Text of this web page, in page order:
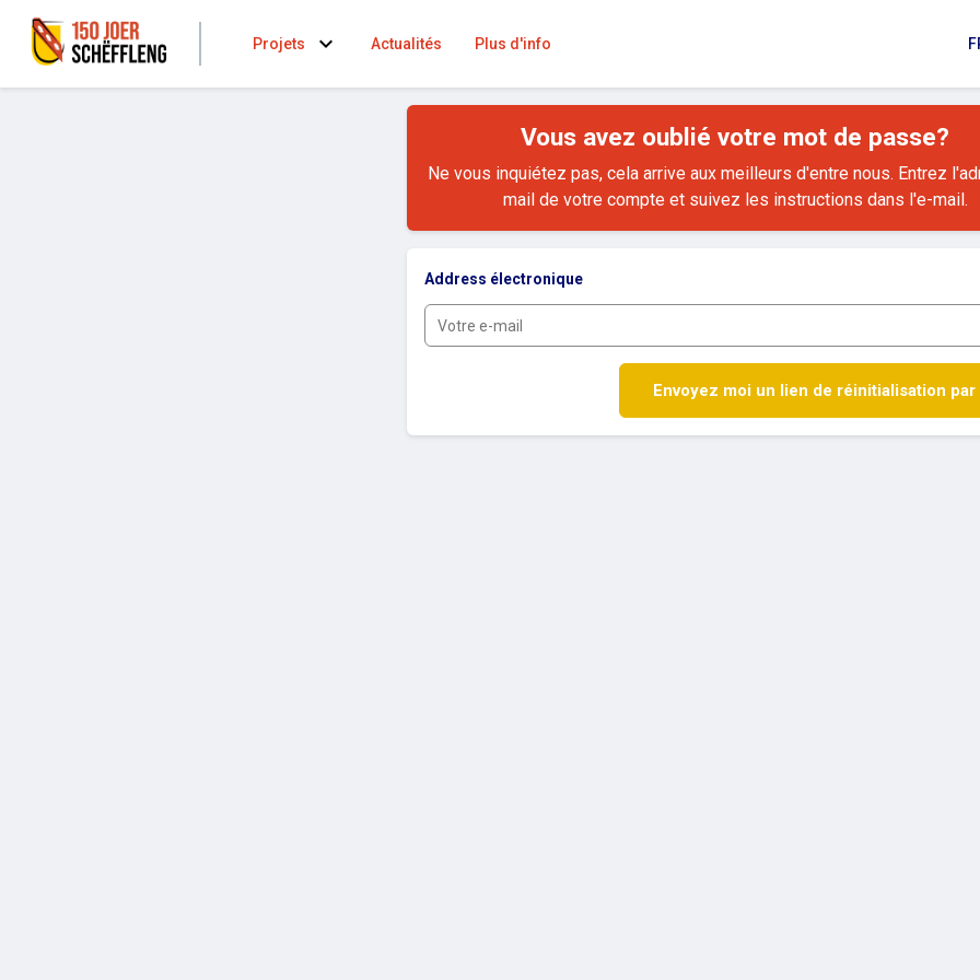
Projets expand_more Actualités Plus d'info
Vous avez oublié votre mot de passe?
Ne vous inquiétez pas, cela arrive aux meilleurs d'entre nous. Entrez
mail de votre compte et suivez les instructions dans l'e-mail.
Address électronique
Envoyez moi un lien de réinitialisation par